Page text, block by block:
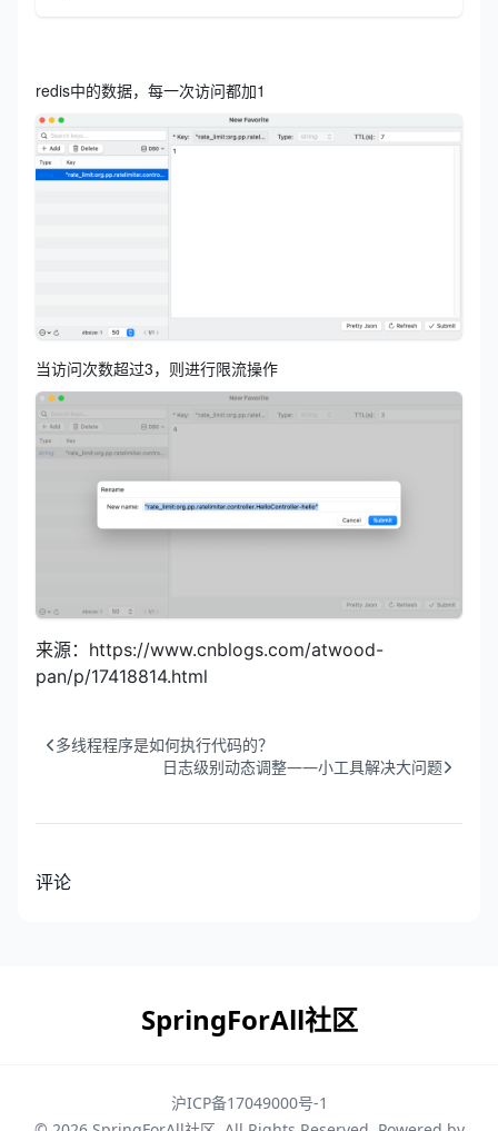
redis中的数据，每一次访问都加1
当访问次数超过3，则进行限流操作
来源：https://www.cnblogs.com/atwood-
pan/p/17418814.html
多线程程序是如何执行代码的？
日志级别动态调整——小工具解决大问题
评论
SpringForAll社区
沪ICP备17049000号-1